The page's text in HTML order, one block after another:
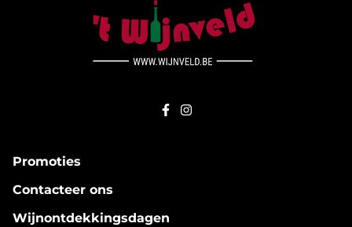
Promoties
Contacteer ons
Wijnontdekkingsdagen